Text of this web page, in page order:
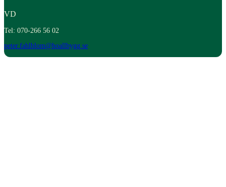
VD
Tel: 070-266 56 02
peter.fahlblom@hoallbygg.se